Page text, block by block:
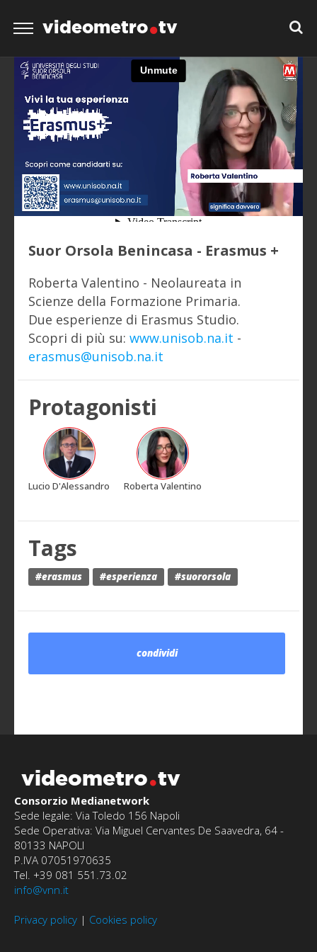
videometro tv
Suor Orsola Benincasa - Erasmus +
Roberta Valentino - Neolaureata in
Scienze della Formazione Primaria.
Due esperienze di Erasmus Studio.
Scopri di più su:www.unisob.na.it -
erasmus@unisob.na.it
Protagonisti
Lucio D'Alessandro Roberta Valentino
Tags
#erasmus #esperienza #suororsola
condividi
videometro tv
Consorzio Medianetwork
Sede legale: Via Toledo 156 Napoli
Sede Operativa: Via Miguel Cervantes De Saavedra, 64 -
80133 NAPOLI
P.IVA 07051970635
Tel. +39 081 551.73.02
info@vnn.it
Privacy policy | Cookies policy